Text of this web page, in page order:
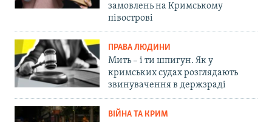
замовлень на Кримському
півострові
ПРАВА ЛЮДИНИ
Мить – і ти шпигун. Як у
кримських судах розглядають
звинувачення в держзраді
ВІЙНА ТА КРИМ